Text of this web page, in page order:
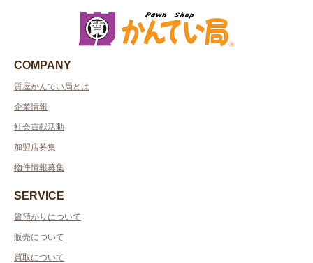
COMPANY
質屋かんてい局とは
企業情報
社会貢献活動
加盟店募集
物件情報募集
SERVICE
質預かりについて
販売について
買取について